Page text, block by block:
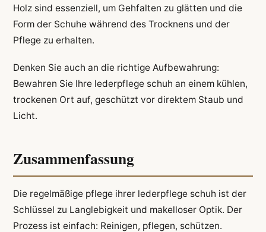
Holz sind essenziell, um Gehfalten zu glätten und die
Form der Schuhe während des Trocknens und der
Pflege zu erhalten.
Denken Sie auch an die richtige Aufbewahrung:
Bewahren Sie Ihre lederpflege schuh an einem kühlen,
trockenen Ort auf, geschützt vor direktem Staub und
Licht.
Zusammenfassung
Die regelmäßige pflege ihrer lederpflege schuh ist der
Schlüssel zu Langlebigkeit und makelloser Optik. Der
Prozess ist einfach: Reinigen, pflegen, schützen.